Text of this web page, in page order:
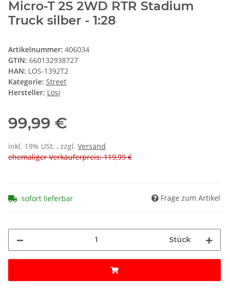
Micro-T 2S 2WD RTR Stadium
Truck silber - 1:28
Artikelnummer: 406034
GTIN: 660132938727
HAN: LOS-1392T2
Kategorie: Street
Hersteller: Losi
99,99 €
inkl. 19% USt. , zzgl. Versand
ehemaliger Verkäuferpreis: 119,99 €
sofort lieferbar Frage zum Artikel
Stück